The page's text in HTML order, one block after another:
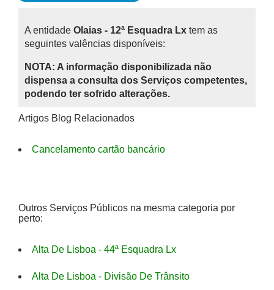
A entidade Olaias - 12ª Esquadra Lx tem as
seguintes valências disponíveis:
NOTA: A informação disponibilizada não
dispensa a consulta dos Serviços competentes,
podendo ter sofrido alterações.
Artigos Blog Relacionados
Cancelamento cartão bancário
Outros Serviços Públicos na mesma categoria por
perto:
Alta De Lisboa - 44ª Esquadra Lx
Alta De Lisboa - Divisão De Trânsito